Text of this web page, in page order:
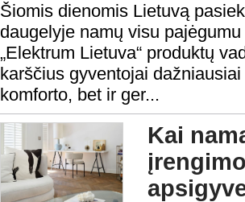
Šiomis dienomis Lietuvą
daugelyje namų visu
„Elektrum Lietuva“ produktų
karščius gyventojai
komforto, bet ir ger...
Kai